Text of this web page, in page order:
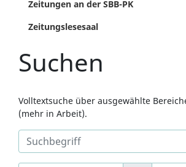
Zeitungen an der SBB-PK
Zeitungslesesaal
Suchen
Volltextsuche über ausgewählte
(mehr in Arbeit).